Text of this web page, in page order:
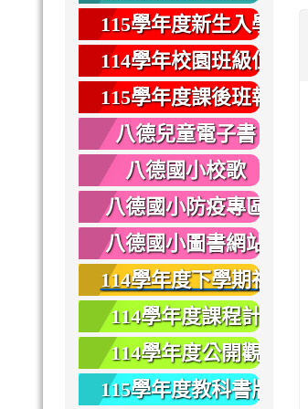
健康
115學年度新生入學
專區
114學年校園班級位
置圖
115學年度課後班報
名
八德兒童電子書
八德國小校歌
八德國小防疫專區
八德國小圖書網站
114學年度下學期社
團報名
114學年度課程計
畫
114學年度公開觀
課
115學年度教科書版